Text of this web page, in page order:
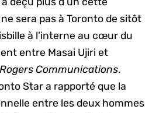
sera pas à Toronto de sitôt
à l’interne au cœur du
entre Masai Ujiri et
Rogers Communications.
Star a rapporté que la
entre les deux hommes